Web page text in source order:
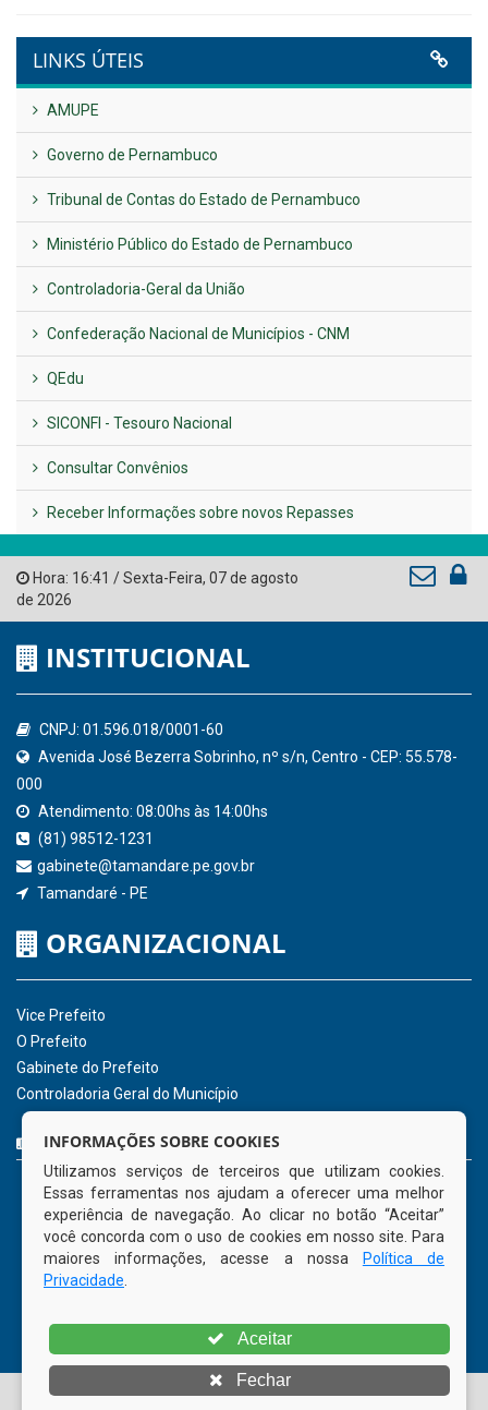
VER TODAS NOTÍCIAS
UTILIDADE PÚBLICA
Previous
LINKS ÚTEIS
AMUPE
Governo de Pernambuco
Tribunal de Contas do Estado de Pernambuco
Ministério Público do Estado de Pernambuco
Controladoria-Geral da União
Confederação Nacional de Municípios - CNM
QEdu
Consultar Convênios
Receber Informações sobre novos Repasses
Hora:16:41/ Sexta-Feira,07 de agosto
de 2026
INSTITUCIONAL
CNPJ: 01.596.018/0001-60
000
Atendimento: 08:00hs às 14:00hs
(81) 98512-1231
gabinete@tamandare.pe.gov.br
Tamandaré - PE
Vice Prefeito
INFORMAÇÕES SOBRE COOKIES
Utilizamos serviços de terceiros que utilizam cookies.
Essas ferramentas nos ajudam a oferecer uma melhor
experiência de navegação. Ao clicar no botão “Aceitar”
você concorda com o uso de cookies em nosso site. Para
maiores informações, acesse a nossa
Política de
Privacidade
Aceitar
Fechar